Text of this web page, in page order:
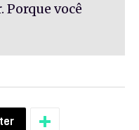
Porque você